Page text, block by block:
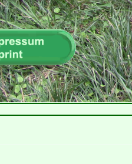
2025 Letzte